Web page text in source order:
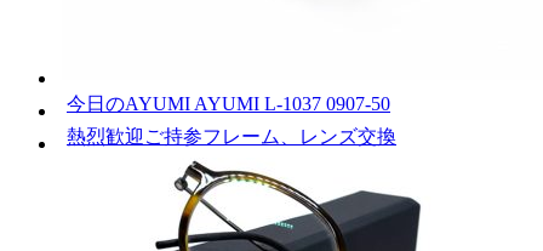
今日のAYUMI AYUMI L-1037 0907-50
熱烈歓迎ご持参フレーム、レンズ交換